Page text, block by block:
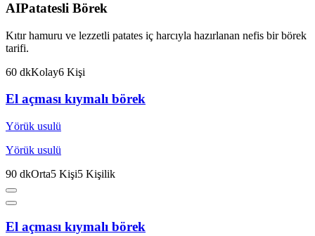
AIPatatesli Börek
Kıtır hamuru ve lezzetli patates iç harcıyla hazırlanan nefis bir börek
tarifi.
60 dkKolay6 Kişi
El açması kıymalı börek
Yörük usulü
Yörük usulü
90 dkOrta5 Kişi5 Kişilik
El açması kıymalı börek